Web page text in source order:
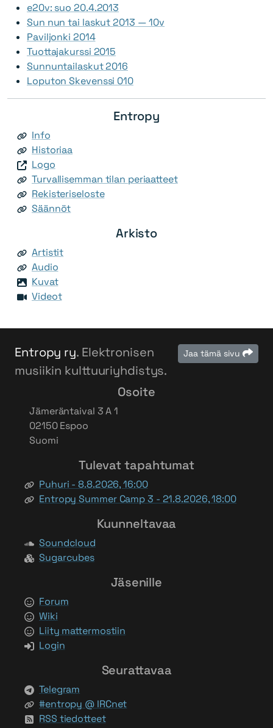
e20v: suo 20.4.2013
Sun nun tai laskut 2013 — 10v
Paviljonki 2014
Tuottajakurssi 2015
Sunnuntailaskut 2016
Loputon Skevenssi 010
Entropy
Info
Historiaa
Logo
Turvallisemman tilan periaatteet
Rekisteriseloste
Säännöt
Arkisto
Artistit
Audio
Kuvat
Videot
Jaa tämä sivu
Entropy ry. Elektronisen
musiikin kulttuuriyhdistys.
Osoite
Jämeräntaival 3 A 1
02150 Espoo
Suomi
Tulevat tapahtumat
Puhuri - 8.8.2026, 16:00
Entropy Summer Camp 3 - 21.8.2026, 18:00
Kuunneltavaa
Soundcloud
Sugarcubes
Jäsenille
Forum
Wiki
Liity mattermostiin
Login
Seurattavaa
Telegram
#entropy @ IRCnet
RSS tiedotteet